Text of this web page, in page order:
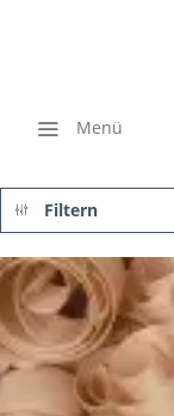
Menü
Filtern